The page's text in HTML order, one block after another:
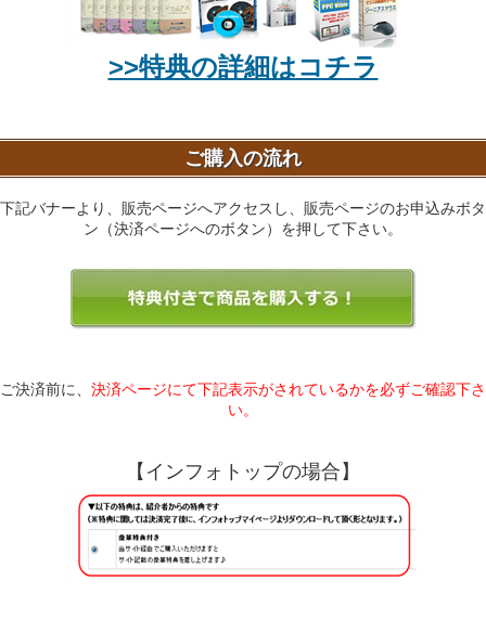
>>特典の詳細はコチラ
ご購入の流れ
下記バナーより、販売ページへアクセスし、販売ページのお申込みボタ
ン（決済ページへのボタン）を押して下さい。
ご決済前に、 決済ページにて下記表示がされているかを必ずご確認下さ
い。
【インフォトップの場合】